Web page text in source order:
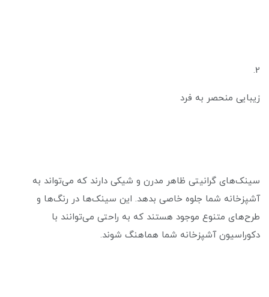
2.
زیبایی منحصر به فرد
سینک‌های گرانیتی ظاهر مدرن و شیکی دارند که می‌تواند به
آشپزخانه شما جلوه خاصی بدهد. این سینک‌ها در رنگ‌ها و
طرح‌های متنوع موجود هستند که به راحتی می‌توانند با
دکوراسیون آشپزخانه شما هماهنگ شوند.